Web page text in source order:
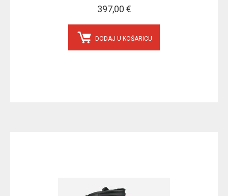
397,00 €
DODAJ U KOŠARICU